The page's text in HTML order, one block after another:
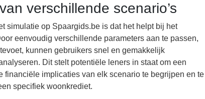
verschillende scenario’s
simulatie op Spaargids.be is dat het helpt bij het
eenvoudig verschillende parameters aan te passen,
kunnen gebruikers snel en gemakkelijk
Dit stelt potentiële leners in staat om een
implicaties van elk scenario te begrijpen en te
specifiek woonkrediet.